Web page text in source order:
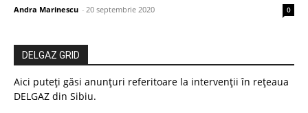
Andra Marinescu - 20 septembrie 2020 0
DELGAZ GRID
Aici puteți găsi anunțuri referitoare la intervenții în rețeaua
DELGAZ din Sibiu.